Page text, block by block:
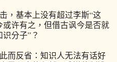
，基本上没有超过李斯“这
许有之，但借古讽今是否就
分子”？
而反省：知识人无法有话好